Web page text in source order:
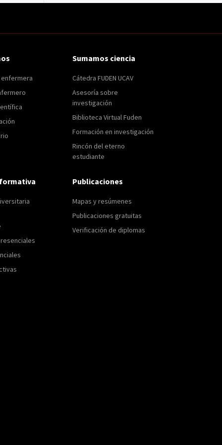
Sumamos ciencia
Cátedra FUDEN UCAV
Asesoría sobre
investigación
Biblioteca Virtual Fuden
Formación en investigación
Rincón del eterno
estudiante
Publicaciones
Mapas y resúmenes
Publicaciones gratuitas
Verificación de diplomas